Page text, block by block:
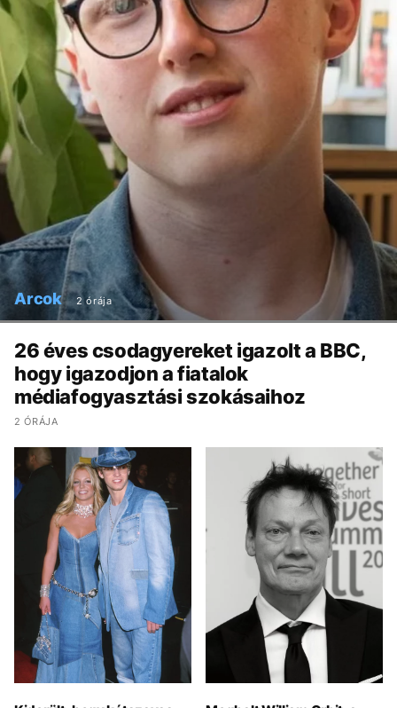
Arcok 2 órája
26 éves csodagyereket igazolt a BBC,
hogy igazodjon a fiatalok
médiafogyasztási szokásaihoz
2 ÓRÁJA